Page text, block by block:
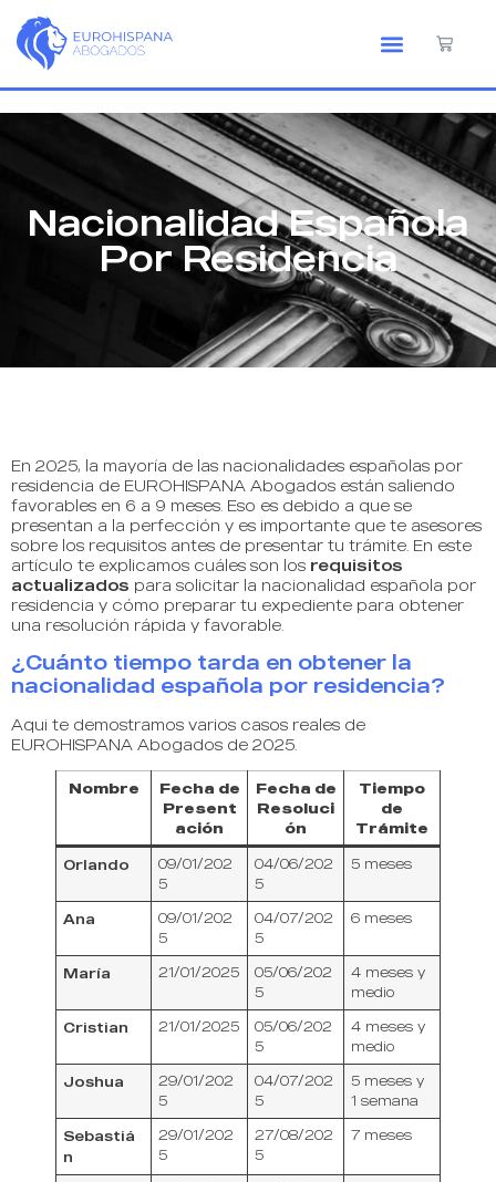
Nacionalidad Española
Por Residencia
En 2025, la mayoría de las nacionalidades españolas por
residencia de EUROHISPANA Abogados están saliendo
favorables en 6 a 9 meses. Eso es debido a que se
presentan a la perfección y es importante que te asesores
sobre los requisitos antes de presentar tu trámite. En este
artículo te explicamos cuáles son los requisitos
actualizados para solicitar la nacionalidad española por
residencia y cómo preparar tu expediente para obtener
una resolución rápida y favorable.
¿Cuánto tiempo tarda en obtener la
nacionalidad española por residencia?
Aqui te demostramos varios casos reales de
EUROHISPANA Abogados de 2025.
Nombre
Fecha de
Present
ación
Fecha de
Resoluci
ón
Tiempo
de
Trámite
Orlando
09/01/202
5
04/06/202
5
5 meses
Ana
09/01/202
5
04/07/202
5
6 meses
María 21/01/2025
05/06/202
5
4 meses y
medio
Cristian 21/01/2025
05/06/202
5
4 meses y
medio
Joshua
29/01/202
5
04/07/202
5
5 meses y
1 semana
Sebastiá
n
29/01/202
5
27/08/202
5
7 meses